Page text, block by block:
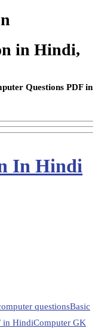
in Hindi,
Questions PDF in
In Hindi
questionsBasic
in HindiComputer GK